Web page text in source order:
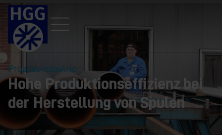
Prozessindustrie
Hohe Produktionseffizienz bei
der Herstellung von Spulen